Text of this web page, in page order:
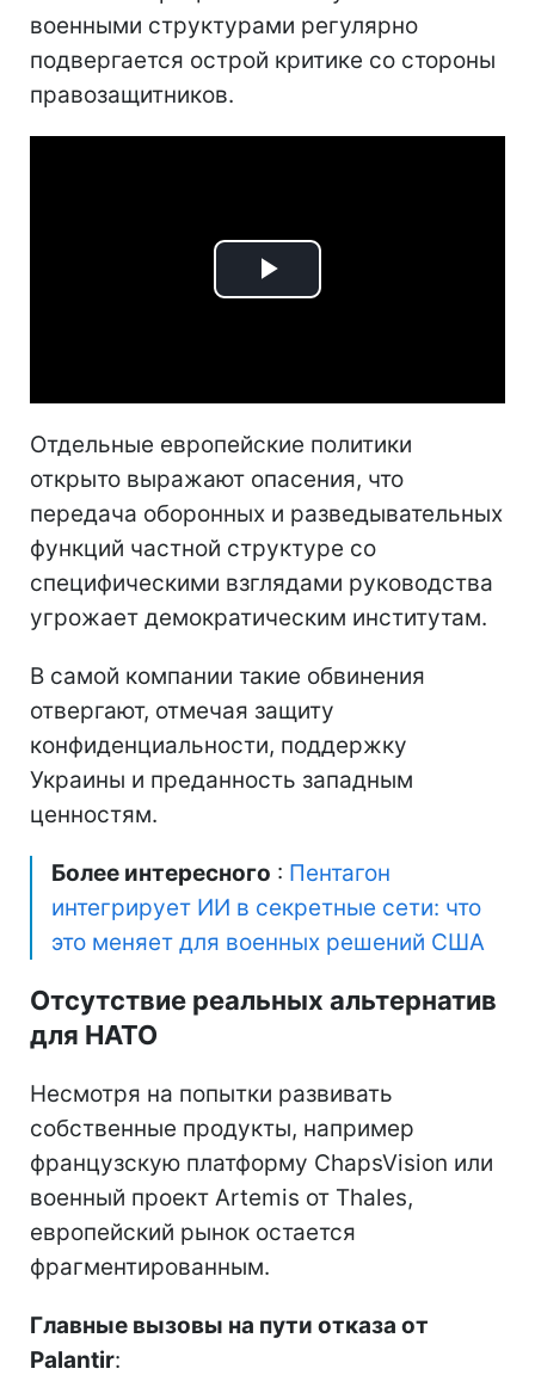
военными структурами регулярно
подвергается острой критике со стороны
правозащитников.
Play
Отдельные европейские политики
открыто выражают опасения, что
передача оборонных и разведывательных
функций частной структуре со
специфическими взглядами руководства
угрожает демократическим институтам.
В самой компании такие обвинения
отвергают, отмечая защиту
конфиденциальности, поддержку
Украины и преданность западным
ценностям.
Более интересного : Пентагон
интегрирует ИИ в секретные сети: что
это меняет для военных решений США
Отсутствие реальных альтернатив
для НАТО
Несмотря на попытки развивать
собственные продукты, например
французскую платформу ChapsVision или
военный проект Artemis от Thales,
европейский рынок остается
фрагментированным.
Главные вызовы на пути отказа от
Palantir: